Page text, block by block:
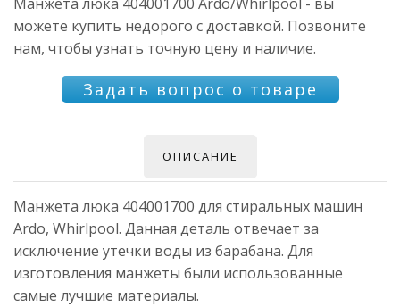
можете купить недорого с доставкой. Позвоните
нам, чтобы узнать точную цену и наличие.
Задать вопрос о товаре
ОПИСАНИЕ
Манжета люка 404001700 для стиральных машин
Ardo, Whirlpool. Данная деталь отвечает за
исключение утечки воды из барабана. Для
изготовления манжеты были использованные
самые лучшие материалы.